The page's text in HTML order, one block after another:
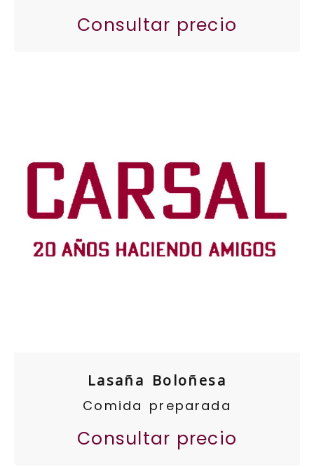
Consultar precio
Lasaña Boloñesa
Comida preparada
Consultar precio